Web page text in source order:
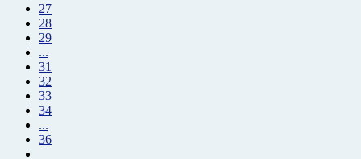
27
28
29
...
31
32
33
34
...
36